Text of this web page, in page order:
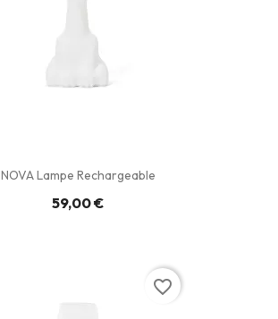
NOVA Lampe Rechargeable
59,00 €
favorite_border